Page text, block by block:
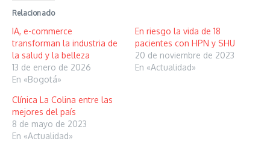
Relacionado
IA, e-commerce
transforman la industria de
la salud y la belleza
13 de enero de 2026
En «Bogotá»
En riesgo la vida de 18
pacientes con HPN y SHU
20 de noviembre de 2023
En «Actualidad»
Clínica La Colina entre las
mejores del país
8 de mayo de 2023
En «Actualidad»